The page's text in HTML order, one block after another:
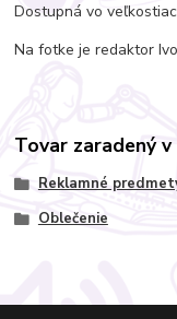
Dostupná vo
Na fotke je redaktor
Tovar zaradený
Reklamné
Oblečenie